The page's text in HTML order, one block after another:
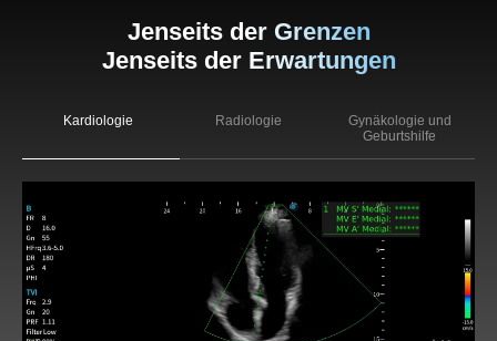
Jenseits der Grenzen
Jenseits der Erwartungen
Kardiologie Radiologie
Gynäkologie und
Geburtshilfe